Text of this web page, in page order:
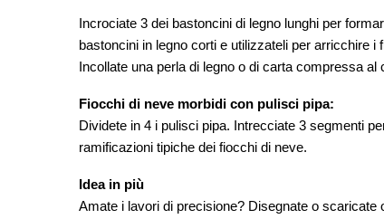
Incrociate 3 dei bastoncini di legno lunghi per
bastoncini in legno corti e utilizzateli per arricchire
Incollate una perla di legno o di carta compressa
Fiocchi di neve morbidi con pulisci pipa:
Dividete in 4 i pulisci pipa. Intrecciate 3 segmenti
ramificazioni tipiche dei fiocchi di neve.
Idea in più
Amate i lavori di precisione? Disegnate o